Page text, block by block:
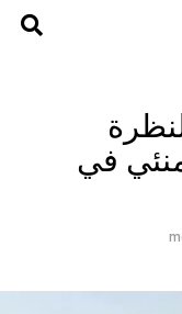
في